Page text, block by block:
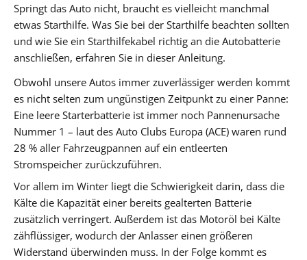
Springt das Auto nicht, braucht es vielleicht manchmal
etwas Starthilfe. Was Sie bei der Starthilfe beachten sollten
und wie Sie ein Starthilfekabel richtig an die Autobatterie
anschließen, erfahren Sie in dieser Anleitung.
Obwohl unsere Autos immer zuverlässiger werden kommt
es nicht selten zum ungünstigen Zeitpunkt zu einer Panne:
Eine leere Starterbatterie ist immer noch Pannenursache
Nummer 1 – laut des Auto Clubs Europa (ACE) waren rund
28 % aller Fahrzeugpannen auf ein entleerten
Stromspeicher zurückzuführen.
Vor allem im Winter liegt die Schwierigkeit darin, dass die
Kälte die Kapazität einer bereits gealterten Batterie
zusätzlich verringert. Außerdem ist das Motoröl bei Kälte
zähflüssiger, wodurch der Anlasser einen größeren
Widerstand überwinden muss. In der Folge kommt es